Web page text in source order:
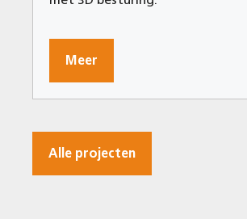
Meer
Alle projecten